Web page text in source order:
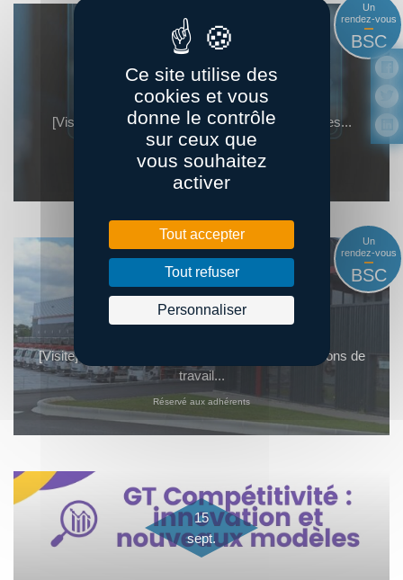
sept.
Un
rendez-vous
BSC
[Visite] La stratégie IA chez Maison Cadiou & ses...
Réservé aux adhérents
08
sept.
Un
rendez-vous
BSC
[Visite] Ouest Boissons : Amélioration des conditions de
travail...
Réservé aux adhérents
15
sept.
Ce site utilise des
cookies et vous
donne le contrôle
sur ceux que
vous souhaitez
activer
Tout accepter
Tout refuser
Personnaliser